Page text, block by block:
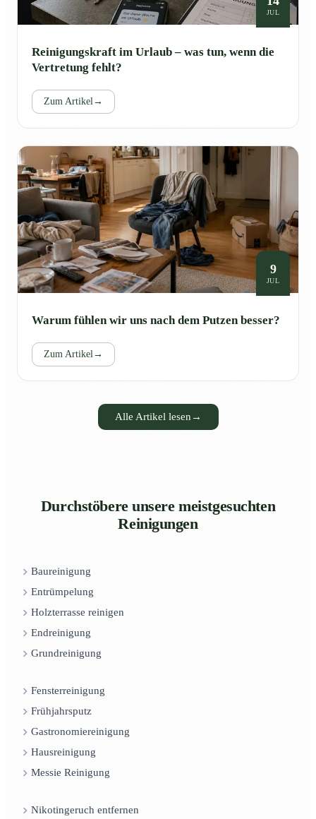
JUL
Reinigungskraft im Urlaub – was tun, wenn die
Vertretung fehlt?
Zum Artikel→
9
JUL
Warum fühlen wir uns nach dem Putzen besser?
Zum Artikel→
Alle Artikel lesen →
Durchstöbere unsere meistgesuchten
Reinigungen
Baureinigung
Entrümpelung
Holzterrasse reinigen
Endreinigung
Grundreinigung
Fensterreinigung
Frühjahrsputz
Gastronomiereinigung
Hausreinigung
Messie Reinigung
Nikotingeruch entfernen